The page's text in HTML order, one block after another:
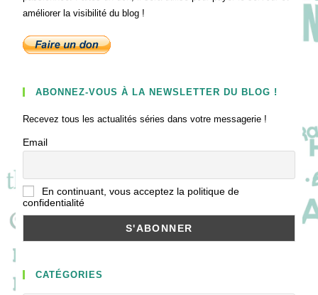
améliorer la visibilité du blog !
ABONNEZ-VOUS À LA NEWSLETTER DU BLOG !
Recevez tous les actualités séries dans votre messagerie !
Email
En continuant, vous acceptez la politique de
confidentialité
CATÉGORIES